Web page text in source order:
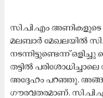
സി.പി.എം അണികളുടെ
മലബാർ മേഖലയിൽ
നടന്നിട്ടുണ്ടെന്ന് ഒളിച്ചു
തട്ടിൽ
അദ്ദേഹം പറഞ്ഞു.
ഗൗരവതരമാണ്.